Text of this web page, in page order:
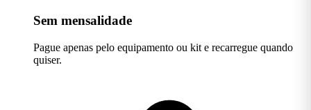
Sem mensalidade
Pague apenas pelo equipamento ou kit e recarregue quando
quiser.